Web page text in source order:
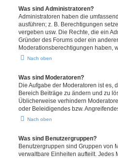
Was sind Administratoren?
Administratoren haben die
ausführen; z. B. Berechtigungen
vergeben usw. Die Rechte, die ein
Gründer des Forums oder ein
Moderationsberechtigungen haben,
Nach oben
Was sind Moderatoren?
Die Aufgabe der Moderatoren ist es,
Bereich Beiträge zu ändern und zu
Üblicherweise verhindern
oder Beleidigendes bzw.
Nach oben
Was sind Benutzergruppen?
Benutzergruppen sind Gruppen von
verwaltbare Einheiten aufteilt. Jedes